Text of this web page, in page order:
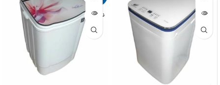
ناموجود